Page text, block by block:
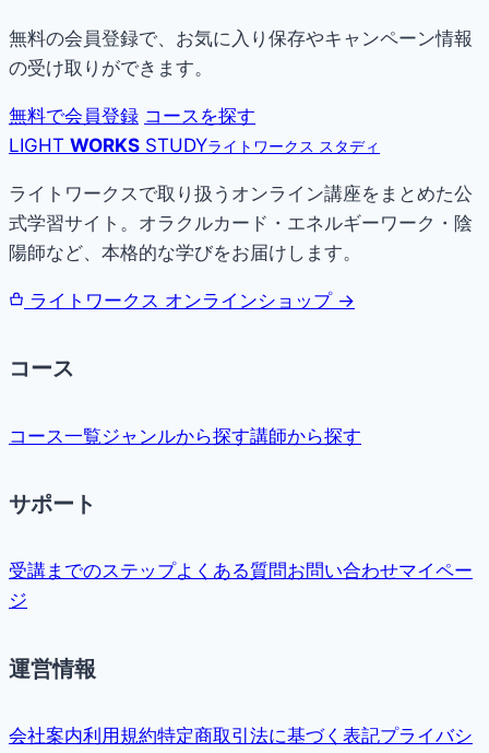
無料の会員登録で、お気に入り保存やキャンペーン情報
の受け取りができます。
無料で会員登録 コースを探す
LIGHT WORKS STUDYライトワークス スタディ
ライトワークスで取り扱うオンライン講座をまとめた公
式学習サイト。オラクルカード・エネルギーワーク・陰
陽師など、本格的な学びをお届けします。
ライトワークス オンラインショップ →
コース
コース一覧ジャンルから探す講師から探す
サポート
受講までのステップよくある質問お問い合わせマイペー
ジ
運営情報
会社案内利用規約特定商取引法に基づく表記プライバシ